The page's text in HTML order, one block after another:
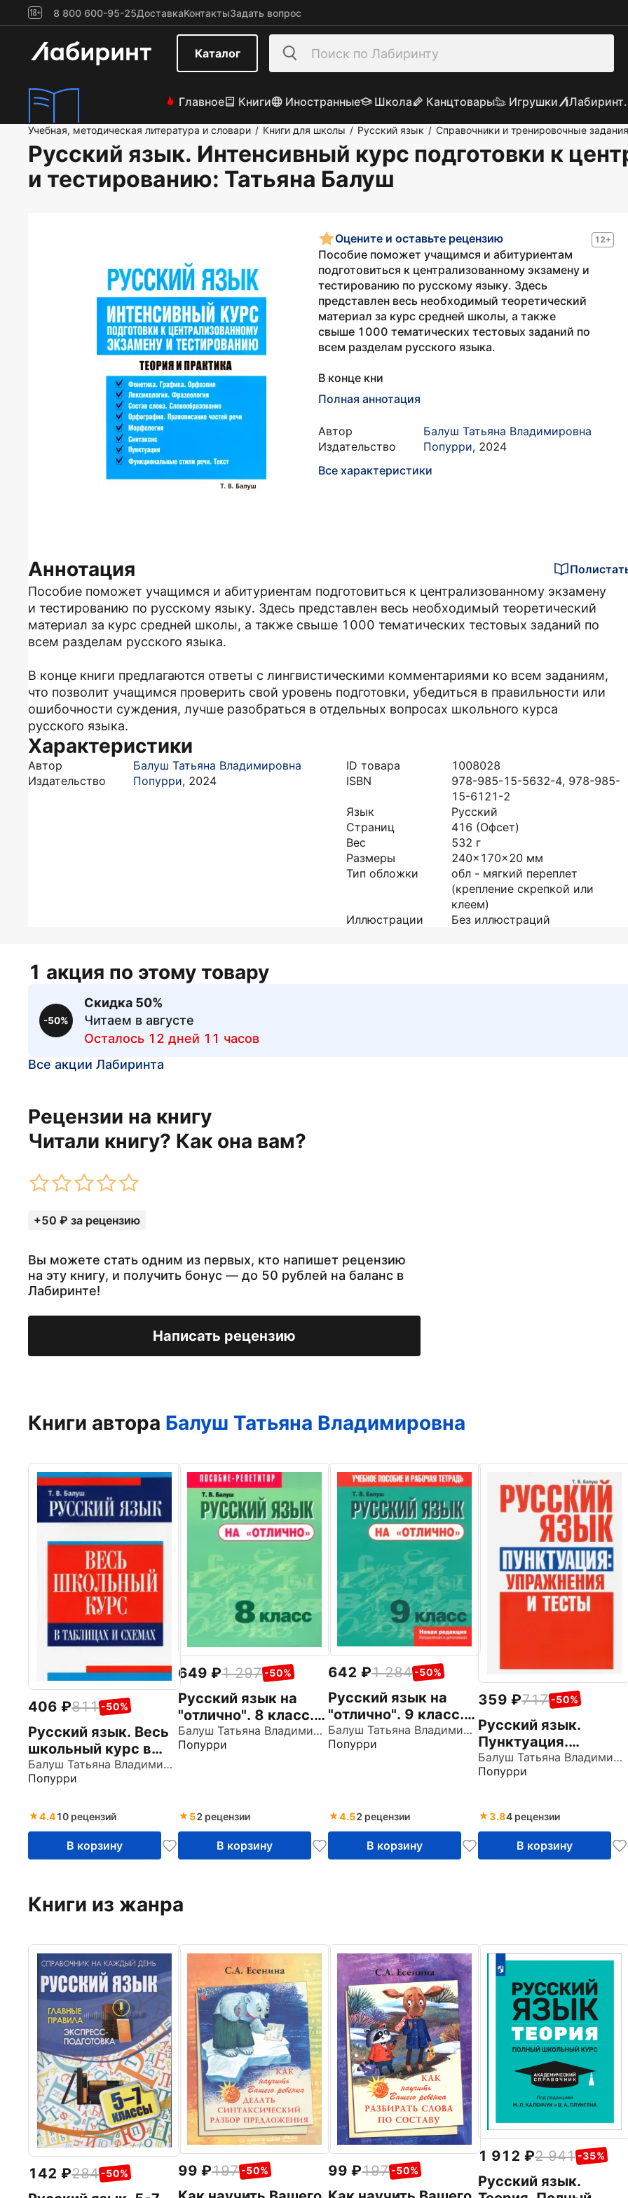
8 800 600-95-25ДоставкаКонтактыЗадать вопрос
Каталог
Главное Книги Иностранные Школа Канцтовары Игрушки
Учебная, методическая литература и словари / Книги для школы / Русский язык / Справочники и тренировочные задания
Русский язык. Интенсивный курс подготовки к
и тестированию: Татьяна Балуш
12+
Оцените и оставьте рецензию
Пособие поможет учащимся и абитуриентам
подготовиться к централизованному экзамену и
тестированию по русскому языку. Здесь
представлен весь необходимый теоретический
материал за курс средней школы, а также
свыше 1000 тематических тестовых заданий по
всем разделам русского языка.
В конце кни
Полная аннотация
Автор
Балуш Татьяна Владимировна
Издательство
Попурри, 2024
Все характеристики
Аннотация
Пособие поможет учащимся и абитуриентам подготовиться к централизованному экзамену
и тестированию по русскому языку. Здесь представлен весь необходимый теоретический
материал за курс средней школы, а также свыше 1000 тематических тестовых заданий по
всем разделам русского языка.
В конце книги предлагаются ответы с лингвистическими комментариями ко всем заданиям,
что позволит учащимся проверить свой уровень подготовки, убедиться в правильности или
ошибочности суждения, лучше разобраться в отдельных вопросах школьного курса
русского языка.
Характеристики
Автор
Балуш Татьяна Владимировна
Издательство
Попурри, 2024
ID товара
1008028
ISBN
978-985-15-5632-4, 978-985-
15-6121-2
Язык
Русский
Страниц
416 (Офсет)
Вес
532 г
Размеры
240x170x20 мм
Тип обложки
обл - мягкий переплет
(крепление скрепкой или
клеем)
Иллюстрации
Без иллюстраций
1 акция по этому товару
-50%
Скидка 50%
Читаем в августе
Осталось 12 дней 11 часов
Все акции Лабиринта
Рецензии на книгу
Читали книгу? Как она вам?
+50 ₽ за рецензию
Вы можете стать одним из первых, кто напишет рецензию
на эту книгу, и получить бонус — до 50 рублей на баланс в
Лабиринте!
Написать рецензию
Книги автора Балуш Татьяна Владимировна
406 811 -50%
Русский язык. Весь
школьный курс в
таблицах и схемах Балуш Татьяна Владимировна
Попурри
4.410 рецензий
В корзину
649 1 297 -50%
Русский язык на
"отлично". 8 класс.
Пособие для
учащихся
Балуш Татьяна Владимировна
Попурри
52 рецензии
В корзину
642 1 284 -50%
Русский язык на
"отлично". 9 класс.
Пособие для
учащихся
Балуш Татьяна Владимировна
Попурри
4.52 рецензии
В корзину
359 717 -50%
Русский язык.
Пунктуация.
Упражнения и тесты
Балуш Татьяна Владимировна
Попурри
3.84 рецензии
В корзину
Книги из жанра
142 284 -50% 99 197 -50% 99 197 -50%
1 912 2 941 -35%
Русский язык.